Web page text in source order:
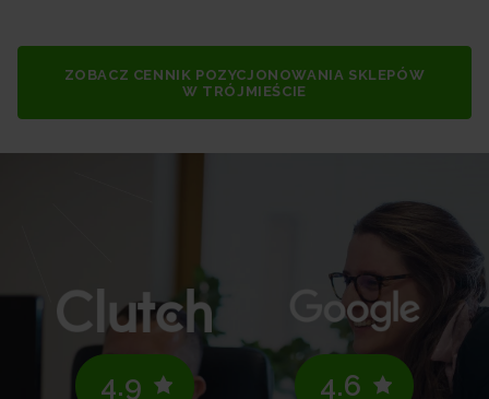
ZOBACZ CENNIK POZYCJONOWANIA SKLEPÓW
W TRÓJMIEŚCIE
4.9 4.6